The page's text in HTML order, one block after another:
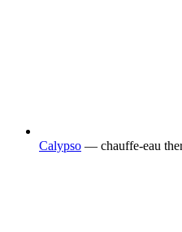
Calypso — chauffe-eau